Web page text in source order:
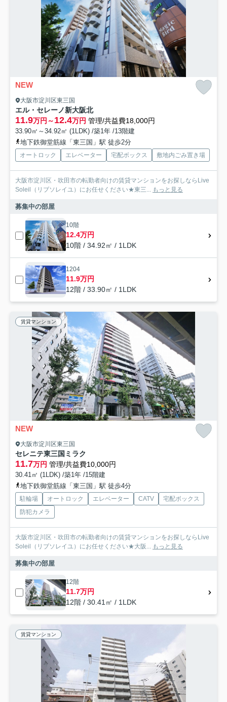
NEW
大阪市淀川区東三国
エル・セレーノ新大阪北
11.9万円～12.4万円 管理/共益費18,000円
33.90㎡～34.92㎡ (1LDK) /築1年 /13階建
地下鉄御堂筋線「東三国」駅 徒歩2分
オートロック エレベーター 宅配ボックス 敷地内ごみ置き場
大阪市淀川区・吹田市の転勤者向けの賃貸マンションをお探しならLive
Soleil（リブソレイユ）にお任せください★東三... もっと見る
募集中の部屋
10階
12.4万円
10階 / 34.92㎡ / 1LDK
1204
11.9万円
12階 / 33.90㎡ / 1LDK
賃貸マンション
NEW
大阪市淀川区東三国
セレニテ東三国ミラク
11.7万円 管理/共益費10,000円
30.41㎡ (1LDK) /築1年 /15階建
地下鉄御堂筋線「東三国」駅 徒歩4分
駐輪場 オートロック エレベーター CATV
宅配ボックス
防犯カメラ
大阪市淀川区・吹田市の転勤者向けの賃貸マンションをお探しならLive
Soleil（リブソレイユ）にお任せください★大阪... もっと見る
募集中の部屋
12階
11.7万円
12階 / 30.41㎡ / 1LDK
賃貸マンション